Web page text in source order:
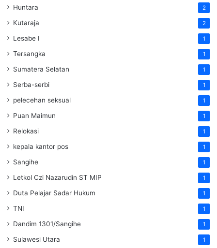
Huntara 2
Kutaraja 2
Lesabe I 1
Tersangka 1
Sumatera Selatan 1
Serba-serbi 1
pelecehan seksual 1
Puan Maimun 1
Relokasi 1
kepala kantor pos 1
Sangihe 1
Letkol Czi Nazarudin ST MIP 1
Duta Pelajar Sadar Hukum 1
TNI 1
Dandim 1301/Sangihe 1
Sulawesi Utara 1